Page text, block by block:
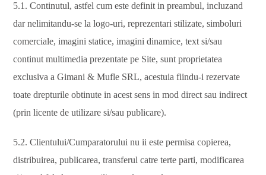
5.1. Continutul, astfel cum este definit in preambul, incluzand
dar nelimitandu-se la logo-uri, reprezentari stilizate, simboluri
comerciale, imagini statice, imagini dinamice, text si/sau
continut multimedia prezentate pe Site, sunt proprietatea
exclusiva a Gimani & Mufle SRL, acestuia fiindu-i rezervate
toate drepturile obtinute in acest sens in mod direct sau indirect
(prin licente de utilizare si/sau publicare).
5.2. Clientului/Cumparatorului nu ii este permisa copierea,
distribuirea, publicarea, transferul catre terte parti, modificarea